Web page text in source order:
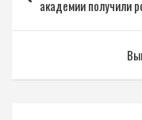
записям
академии получили